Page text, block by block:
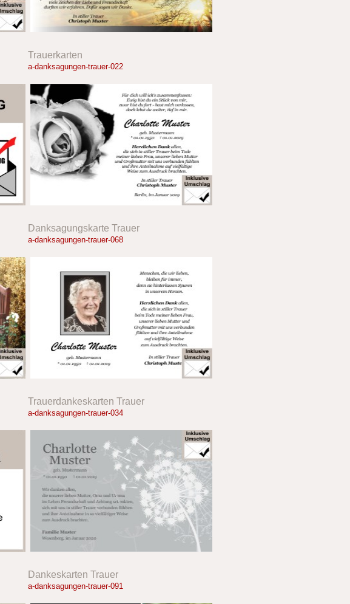
Trauerkarten
a-danksagungen-trauer-022
Danksagungskarte Trauer
a-danksagungen-trauer-068
Trauerdankeskarten Trauer
a-danksagungen-trauer-034
Dankeskarten Trauer
a-danksagungen-trauer-091